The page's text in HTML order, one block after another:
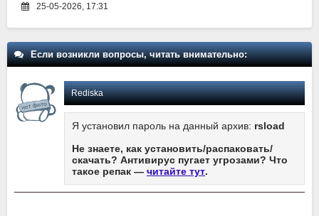
25-05-2026, 17:31
Если возникли вопросы, читать внимательно:
Rediska
Я установил пароль на данный архив: rsload
Не знаете, как установить/распаковать/
скачать? Антивирус пугает угрозами? Что
такое репак — читайте тут.